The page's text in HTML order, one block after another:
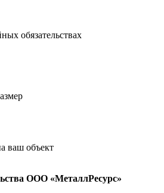
обязательствах
ваш объект
ООО «МеталлРесурс»